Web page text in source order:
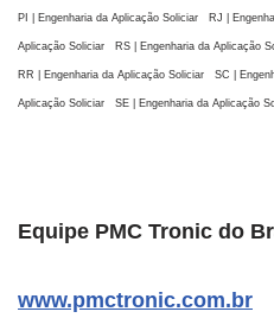
PI | Engenharia da Aplicação Soliciar RJ |
Aplicação Soliciar RS | Engenharia da Aplicação
RR | Engenharia da Aplicação Soliciar SC |
Aplicação Soliciar SE | Engenharia da Aplicação
Equipe PMC Tronic do
www.pmctronic.com.br